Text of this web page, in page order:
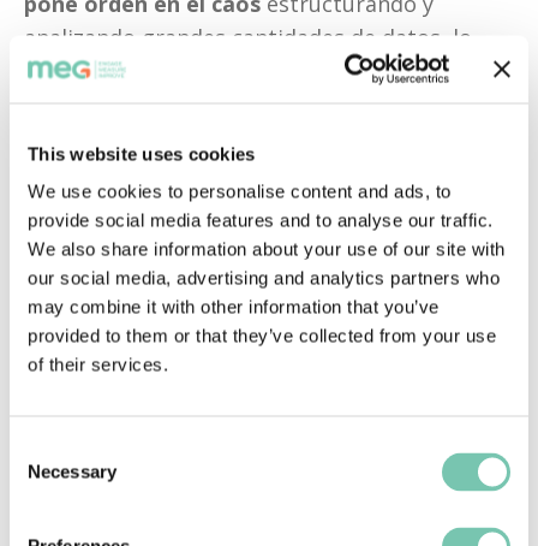
This website uses cookies
We use cookies to personalise content and ads, to
provide social media features and to analyse our traffic.
We also share information about your use of our site with
our social media, advertising and analytics partners who
may combine it with other information that you’ve
provided to them or that they’ve collected from your use
of their services.
Selection
Necessary
analizando grandes cantidades de datos, lo
que permite obtener información vital antes
mediante la implantación de procesos
nuevos y optimizados, supervisar y hacer un
seguimiento de los resultados de los
pacientes y realizar cambios continuos
función de los resultados para mejorar la
calidad general de la asistencia.
5. Reducción de costes:
Un buen programa informático de gestión de